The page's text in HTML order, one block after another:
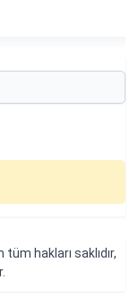
hakları saklıdır,